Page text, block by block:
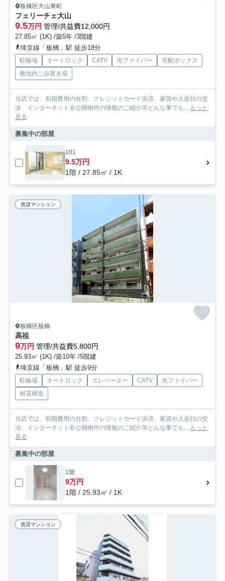
板橋区大山東町
フェリーチェ大山
9.5万円 管理/共益費12,000円
27.85㎡ (1K) /築5年 /3階建
埼京線「板橋」駅 徒歩18分
駐輪場 オートロック CATV 光ファイバー
宅配ボックス
敷地内ごみ置き場
当店では、初期費用の分割、クレジットカード決済、家賃や入居日の交
渉、インターネット非公開物件の情報のご紹介等どんな事でも... もっと
見る
募集中の部屋
101
9.5万円
1階 / 27.85㎡ / 1K
賃貸マンション
板橋区板橋
高祖
9万円 管理/共益費5,800円
25.93㎡ (1K) /築10年 /5階建
埼京線「板橋」駅 徒歩9分
駐輪場 オートロック エレベーター CATV
光ファイバー
耐震構造
当店では、初期費用の分割、クレジットカード決済、家賃や入居日の交
渉、インターネット非公開物件の情報のご紹介等どんな事でも... もっと
見る
募集中の部屋
1階
9万円
1階 / 25.93㎡ / 1K
賃貸マンション